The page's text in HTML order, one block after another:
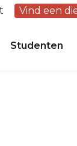
Vind een
Studenten